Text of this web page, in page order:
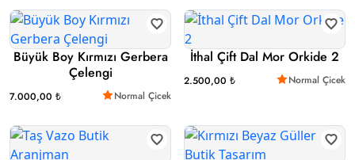
Büyük Boy Kırmızı Gerbera
Çelengi
7.000,00 ₺ Normal Çicek
İthal Çift Dal Mor Orkide 2
2.500,00 ₺ Normal Çicek